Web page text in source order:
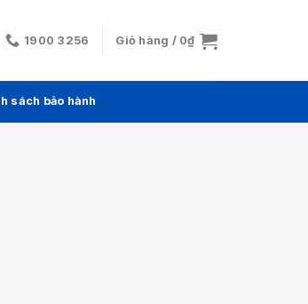
1900 3256 Giỏ hàng / 0₫
sách bảo hành